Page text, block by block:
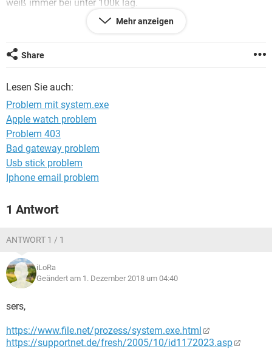
weiß immer bei unter 100k lag.
Was kann das sein? Ist es ein Virus? Mein
versucht).
Danke für eure Hilfe
MFG Paulanius
Konfiguration:Windows XP
Firefox 3.5.3
intel pentium 4 2.53 GhZ
160 GB Festplatte
MSI 648 Max (MS-6585)
AGP 4x: Sapphire Radeon 9000 Atlantis
Mehr anzeigen
Share
Lesen Sie auch:
Problem mit system.exe
Apple watch problem
Problem 403
Bad gateway problem
Usb stick problem
Iphone email problem
1 Antwort
ANTWORT 1 / 1
iLoRa
Geändert am 1. Dezember 2018 um 04:40
sers,
https://www.file.net/prozess/system.exe.html
https://supportnet.de/fresh/2005/10/id1172023.asp